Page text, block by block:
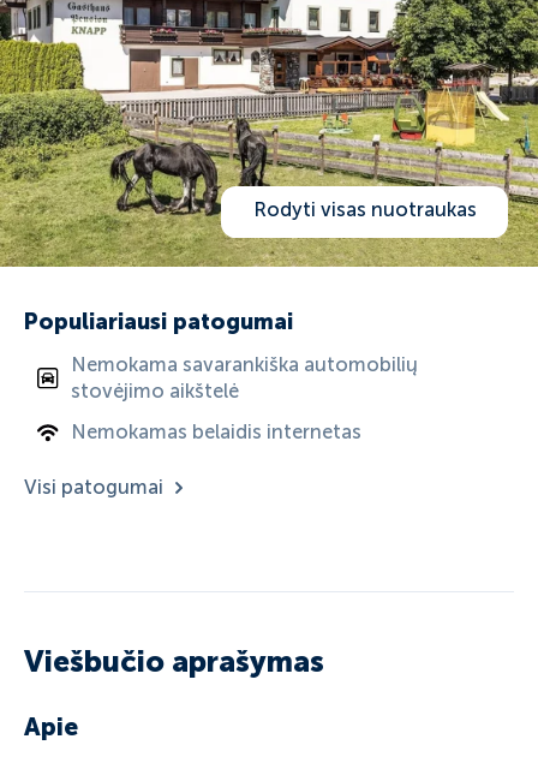
Rodyti visas nuotraukas
Populiariausi patogumai
Nemokama savarankiška automobilių
stovėjimo aikštelė
Nemokamas belaidis internetas
Visi patogumai
Viešbučio aprašymas
Apie